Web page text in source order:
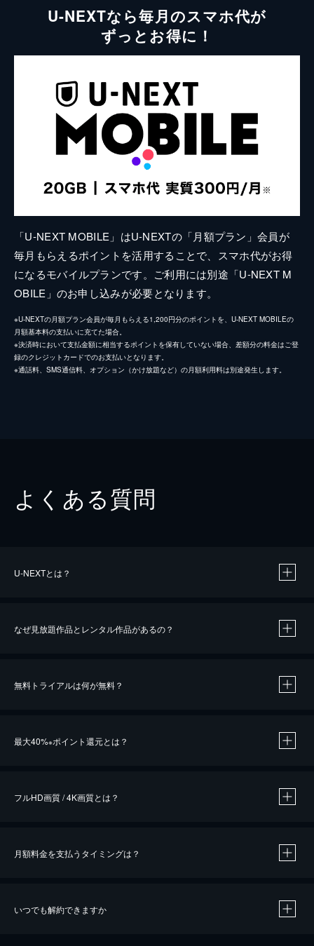
U-NEXTなら毎月のスマホ代が
ずっとお得に！
「U-NEXT MOBILE」はU-NEXTの「月額プラン」会員が
毎月もらえるポイントを活用することで、スマホ代がお得
になるモバイルプランです。ご利用には別途「U-NEXT M
OBILE」のお申し込みが必要となります。
※U-NEXTの月額プラン会員が毎月もらえる1,200円分のポイントを、U-NEXT MOBILEの
月額基本料の支払いに充てた場合。
※決済時において支払金額に相当するポイントを保有していない場合、差額分の料金はご登
録のクレジットカードでのお支払いとなります。
※通話料、SMS通信料、オプション（かけ放題など）の月額利用料は別途発生します。
よくある質問
U-NEXTとは？
なぜ見放題作品とレンタル作品があるの？
無料トライアルは何が無料？
最大40%※ポイント還元とは？
※40％ポイント還元の対象は、クレジットカード決済による作品の購入 / レンタルです。
フルHD画質 / 4K画質とは？
月額料金を支払うタイミングは？
いつでも解約できますか